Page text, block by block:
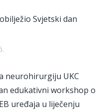
Svjetski dan
neurohirurgiju UKC
edukativni workshop o
uređaja u liječenju